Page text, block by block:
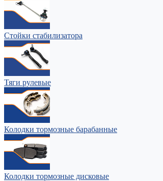
Стойки стабилизатора
Тяги рулевые
Колодки тормозные барабанные
Колодки тормозные дисковые